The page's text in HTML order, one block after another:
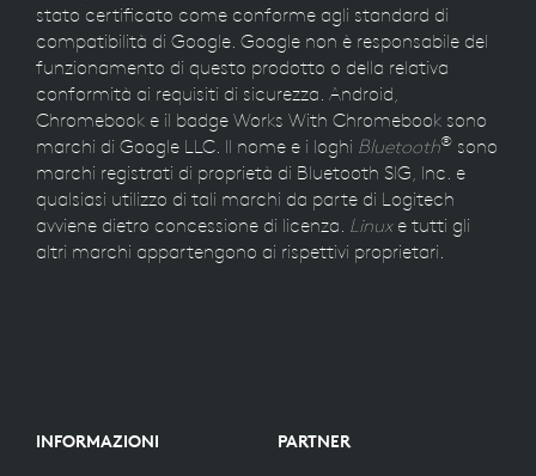
stato certificato come conforme agli standard di
compatibilità di Google. Google non è responsabile del
funzionamento di questo prodotto o della relativa
conformità ai requisiti di sicurezza. Android,
Chromebook e il badge Works With Chromebook sono
marchi di Google LLC. Il nome e i loghi Bluetooth® sono
marchi registrati di proprietà di Bluetooth SIG, Inc. e
qualsiasi utilizzo di tali marchi da parte di Logitech
avviene dietro concessione di licenza. Linuxe tutti gli
altri marchi appartengono ai rispettivi proprietari.
INFORMAZIONI PARTNER